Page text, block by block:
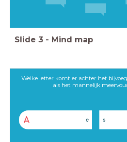
Slide 3 - Mind map
Welke letter komt er achter het
als het mannelijk
A e s